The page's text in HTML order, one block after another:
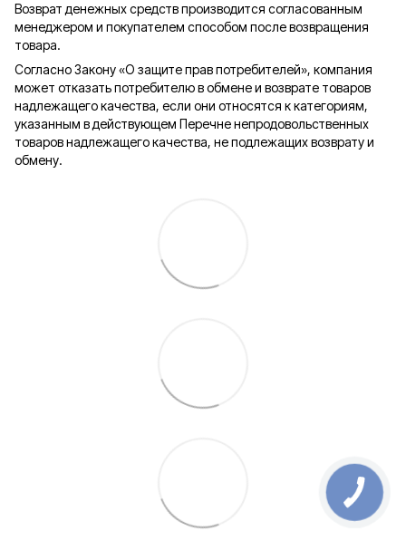
Возврат денежных средств производится согласованным
менеджером и покупателем способом после возвращения
товара.
Согласно Закону «О защите прав потребителей», компания
может отказать потребителю в обмене и возврате товаров
надлежащего качества, если они относятся к категориям,
указанным в действующем Перечне непродовольственных
товаров надлежащего качества, не подлежащих возврату и
обмену.